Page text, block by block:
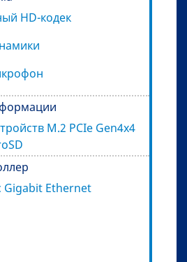
HD-кодек
M.2 PCIe Gen4x4
Gigabit Ethernet